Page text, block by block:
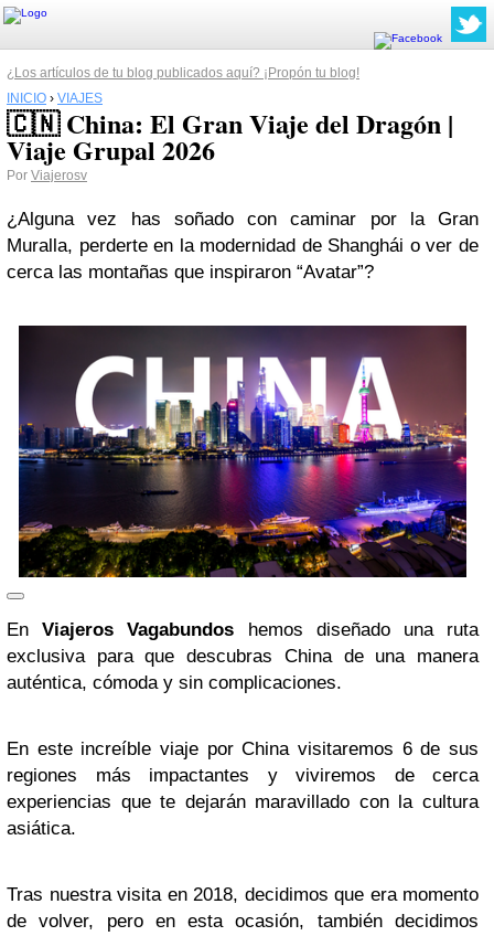
¿Los artículos de tu blog publicados aquí? ¡Propón tu blog!
INICIO › VIAJES
🇨🇳 China: El Gran Viaje del Dragón |
Viaje Grupal 2026
Por Viajerosv
¿Alguna vez has soñado con caminar por la Gran
Muralla, perderte en la modernidad de Shanghái o ver de
cerca las montañas que inspiraron “Avatar”?
EnViajeros Vagabundos hemos diseñado una ruta
exclusiva para que descubras China de una manera
auténtica, cómoda y sin complicaciones.
En este increíble viaje por China visitaremos 6 de sus
regiones más impactantes y viviremos de cerca
experiencias que te dejarán maravillado con la cultura
asiática.
Tras nuestra visita en 2018, decidimos que era momento
de volver, pero en esta ocasión, también decidimos